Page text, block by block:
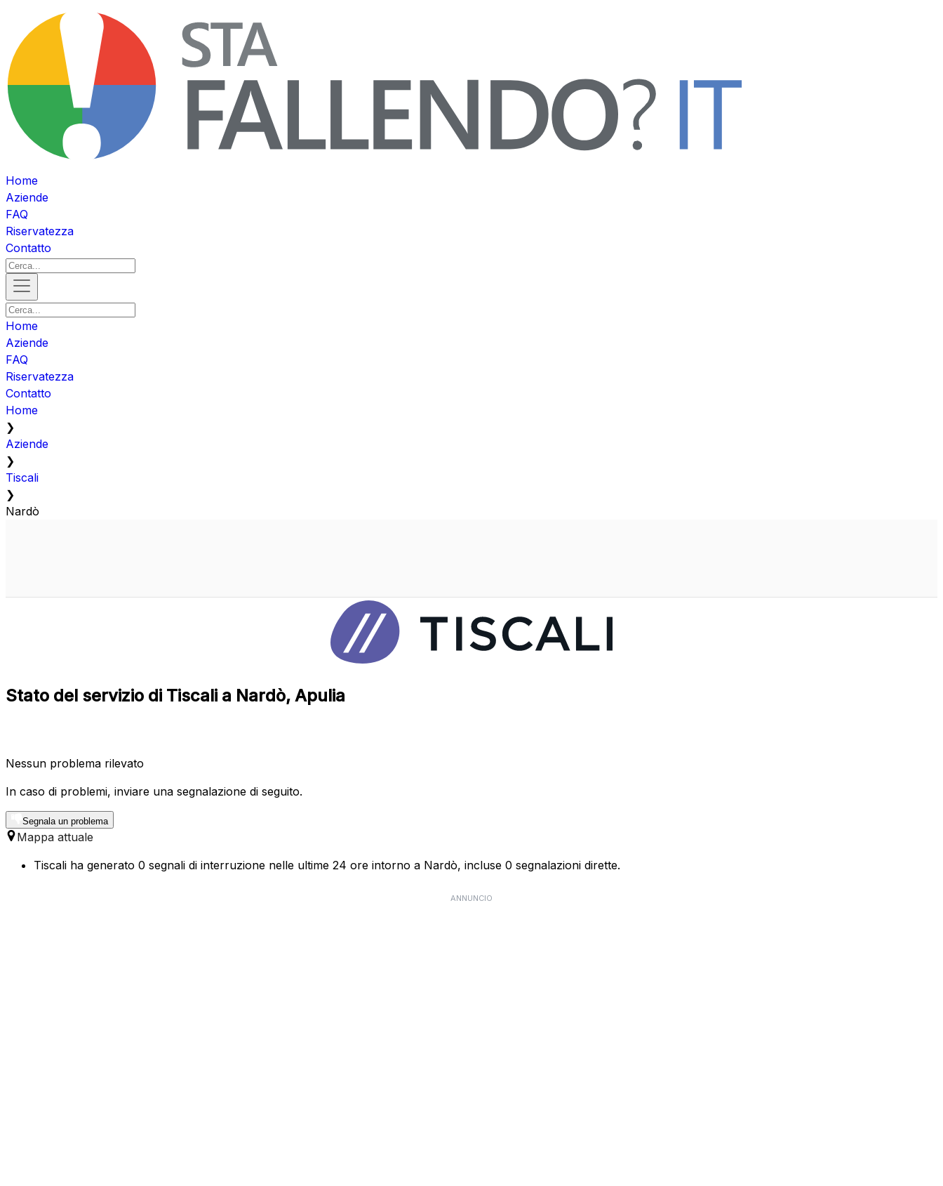
Home
Aziende
FAQ
Riservatezza
Contatto
Home
Aziende
FAQ
Riservatezza
Contatto
Home
❯
Aziende
❯
Tiscali
❯
Nardò
Stato del servizio di Tiscali a Nardò, Apulia
Nessun problema rilevato
In caso di problemi, inviare una segnalazione di seguito.
Segnala un problema
Mappa attuale
Tiscali ha generato 0 segnali di interruzione nelle ultime 24 ore intorno a Nardò, incluse 0 segnalazioni dirette.
ANNUNCIO